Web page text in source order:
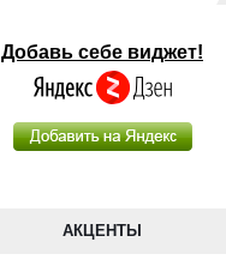
Добавь себе виджет!
АКЦЕНТЫ